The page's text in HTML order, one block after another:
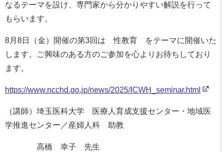
なるテーマを設け、専門家から分かりやすい解説を行って
もらいます。
8月8日（金）開催の第3回は 性教育 をテーマに開催いた
します。ご興味のある方のご参加を心よりお待ちしており
ます。
https://www.ncchd.go.jp/news/2025/ICWH_seminar.html
（講師）埼玉医科大学 医療人育成支援センター・地域医
学推進センター／産婦人科 助教
高橋 幸子 先生